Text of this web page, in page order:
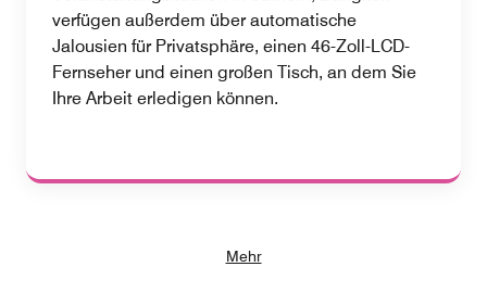
verfügen außerdem über automatische
Jalousien für Privatsphäre, einen 46-Zoll-LCD-
Fernseher und einen großen Tisch, an dem Sie
Ihre Arbeit erledigen können.
Mehr